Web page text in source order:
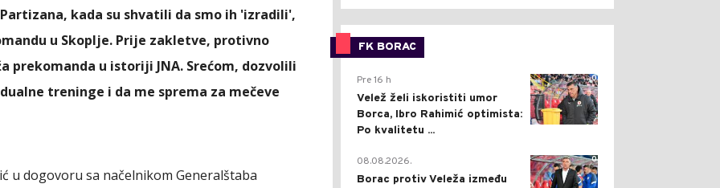
kada su shvatili da smo ih 'izradili',
u Skoplje. Prije zakletve, protivno
prekomanda u istoriji JNA. Srećom, dozvolili
treninge i da me sprema za mečeve
u dogovoru sa načelnikom Generalštaba
FK BORAC
0
Pre 16 h
Velež želi iskoristiti umor
Borca, Ibro Rahimić optimista:
Po kvalitetu ...
0
08.08.2026.
Borac protiv Veleža između